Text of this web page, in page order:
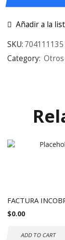
Añadir a la
SKU: 704111135
Category: Otros
FACTURA
$0.00
ADD TO CART